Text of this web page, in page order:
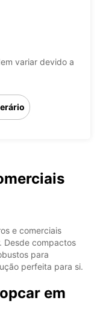
variar devido a
e comerciais
Desde compactos
para
perfeita para si.
em